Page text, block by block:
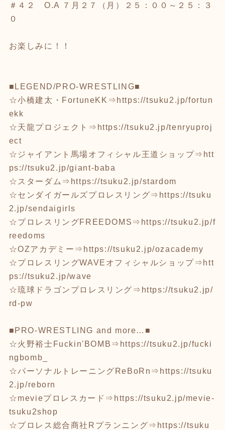
＃４２ O.A ７月２７（月）２５：００～２５：３
０
お楽しみに！！
■LEGEND/PRO-WRESTLING■
☆小橋建太・FortuneKK⇒ https://tsuku2.jp/fortun
ekk
☆天龍プロジェクト⇒ https://tsuku2.jp/tenryuproj
ect
☆ジャイアント馬場オフィシャル王道ショップ⇒ htt
ps://tsuku2.jp/giant-baba
☆スターダム⇒ https://tsuku2.jp/stardom
☆センダイガールズプロレスリング⇒ https://tsuku
2.jp/sendaigirls
☆プロレスリングFREEDOMS⇒ https://tsuku2.jp/f
reedoms
☆OZアカデミー⇒ https://tsuku2.jp/ozacademy
☆プロレスリングWAVEオフィシャルショップ⇒ htt
ps://tsuku2.jp/wave
☆琉球ドラゴンプロレスリング⇒ https://tsuku2.jp/
rd-pw
■PRO-WRESTLING and more…■
☆火野裕士Fuckin'BOMB⇒ https://tsuku2.jp/fucki
ngbomb_
☆パーソナルトレーニングReBoRn⇒ https://tsuku
2.jp/reborn
☆mevieプロレスカード⇒ https://tsuku2.jp/mevie-
tsuku2shop
☆プロレス総合商社Rプランニング⇒ https://tsuku